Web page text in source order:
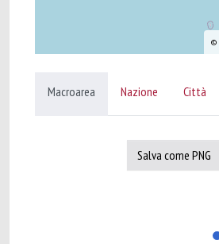
©
Macroarea Nazione Città
Salva come PNG